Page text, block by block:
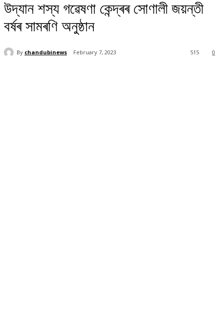
উদ্যান শস্য গৱেষণা কেন্দ্ৰৰ সোণালী জয়ন্তী
বৰ্ষৰ সামৰণি অনুষ্ঠান
By chandubinews February 7, 2023 0
515